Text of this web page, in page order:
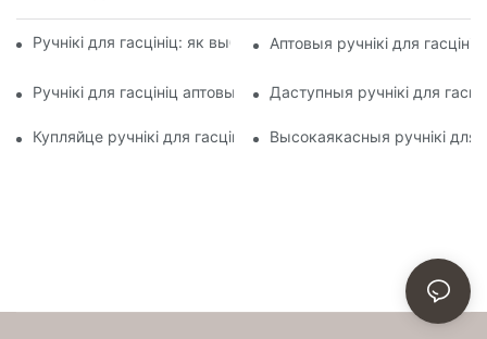
Ручнікі для гасцініц: як выбраць ідэальны памер і вагу
Аптовыя ручнікі для
Ручнікі для гасцініц аптовыя прапановы для вялікіх заказаў
Даступныя ручнікі для
Купляйце ручнікі для гасцініц оптам, каб значна зэканоміць
Высокаякасныя ручнікі для